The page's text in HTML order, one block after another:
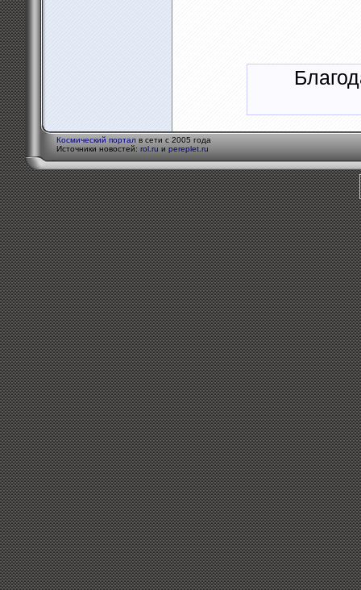
Космический портал в сети с 2005 года
Источники новостей: rol.ru и pereplet.ru